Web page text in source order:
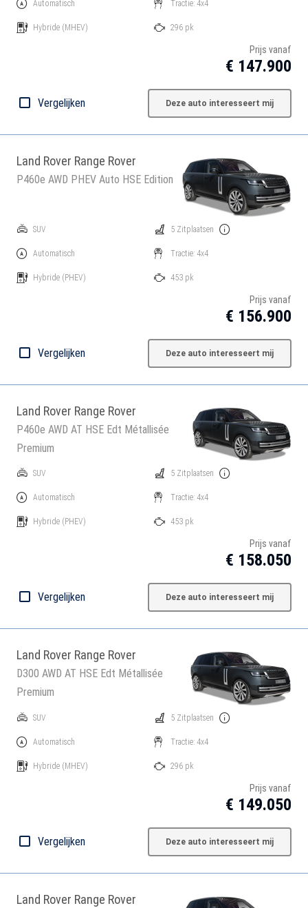
Automatisch
Hybride (MHEV)
Tractie: 4x4
296 pk
Prijs vanaf
€ 147.900
Vergelijken Deze auto interesseert mij
Land Rover Range Rover
P460e AWD PHEV Auto HSE Edition
SUV
Automatisch
Hybride (PHEV)
5 Zitplaatsen
Tractie: 4x4
453 pk
Prijs vanaf
€ 156.900
Vergelijken Deze auto interesseert mij
Land Rover Range Rover
P460e AWD AT HSE Edt Métallisée
Premium
SUV
Automatisch
Hybride (PHEV)
5 Zitplaatsen
Tractie: 4x4
453 pk
Prijs vanaf
€ 158.050
Vergelijken Deze auto interesseert mij
Land Rover Range Rover
D300 AWD AT HSE Edt Métallisée
Premium
SUV
Automatisch
Hybride (MHEV)
5 Zitplaatsen
Tractie: 4x4
296 pk
Prijs vanaf
€ 149.050
Vergelijken Deze auto interesseert mij
Land Rover Range Rover